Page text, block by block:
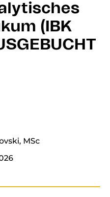
(IBK
MSc